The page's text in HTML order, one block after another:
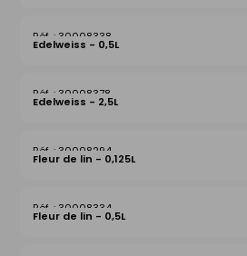
30008338
Edelweiss - 0,5L
30008378
Edelweiss - 2,5L
30008294
Fleur de lin - 0,125L
30008334
Fleur de lin - 0,5L